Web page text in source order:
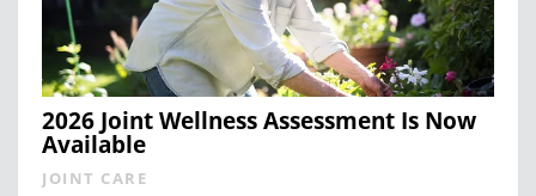
2026 Joint Wellness Assessment Is Now
Available
JOINT CARE